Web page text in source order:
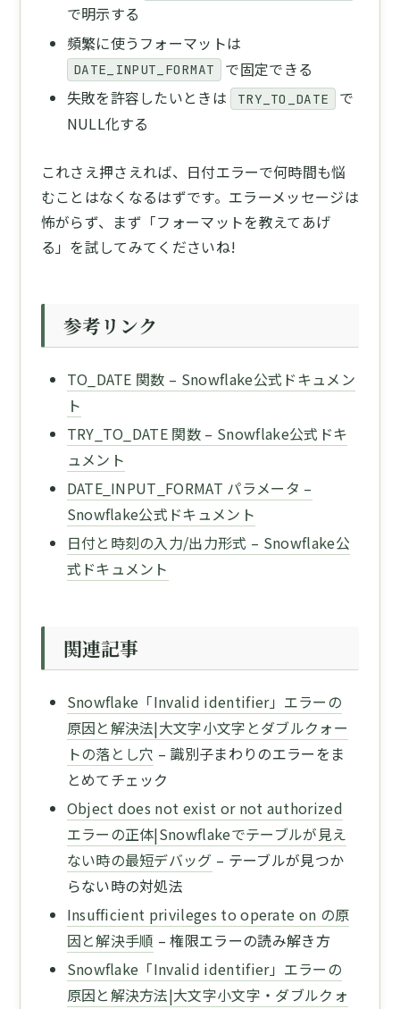
で明示する
頻繁に使うフォーマットは
DATE_INPUT_FORMAT
で固定できる
失敗を許容したいときは
TRY_TO_DATE
で
NULL化する
これさえ押さえれば、日付エラーで何時間も悩
むことはなくなるはずです。エラーメッセージは
怖がらず、まず「フォーマットを教えてあげ
る」を試してみてくださいね!
参考リンク
TO_DATE 関数 – Snowflake公式ドキュメン
ト
TRY_TO_DATE 関数 – Snowflake公式ドキ
ュメント
DATE_INPUT_FORMAT パラメータ –
Snowflake公式ドキュメント
日付と時刻の入力/出力形式 – Snowflake公
式ドキュメント
関連記事
Snowflake「Invalid identifier」エラーの
原因と解決法|大文字小文字とダブルクォー
トの落とし穴 – 識別子まわりのエラーをま
とめてチェック
Object does not exist or not authorized
エラーの正体|Snowflakeでテーブルが見え
ない時の最短デバッグ – テーブルが見つか
らない時の対処法
Insufficient privileges to operate on の原
因と解決手順 – 権限エラーの読み解き方
Snowflake「Invalid identifier」エラーの
原因と解決方法|大文字小文字・ダブルクォ